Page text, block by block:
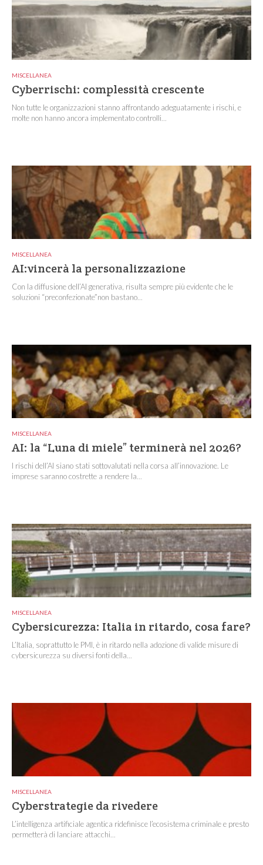
MISCELLANEA
Cyberrischi: complessità crescente
Non tutte le organizzazioni stanno affrontando adeguatamente i rischi, e
molte non hanno ancora implementato controlli...
MISCELLANEA
AI:vincerà la personalizzazione
Con la diffusione dell’AI generativa, risulta sempre più evidente che le
soluzioni “preconfezionate”non bastano...
MISCELLANEA
AI: la “Luna di miele” terminerà nel 2026?
I rischi dell’AI siano stati sottovalutati nella corsa all’innovazione. Le
imprese saranno costrette a rendere la...
MISCELLANEA
Cybersicurezza: Italia in ritardo, cosa fare?
L’Italia, soprattutto le PMI, è in ritardo nella adozione di valide misure di
cybersicurezza su diversi fonti della...
MISCELLANEA
Cyberstrategie da rivedere
L’intelligenza artificiale agentica ridefinisce l’ecosistema criminale e presto
permetterà di lanciare attacchi...